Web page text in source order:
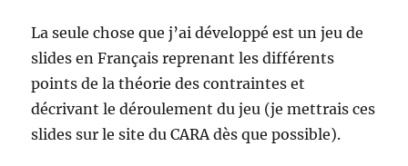
La seule chose que j’ai développé est un jeu de
slides en Français reprenant les différents
points de la théorie des contraintes et
décrivant le déroulement du jeu (je mettrais ces
slides sur le site du CARA dès que possible).